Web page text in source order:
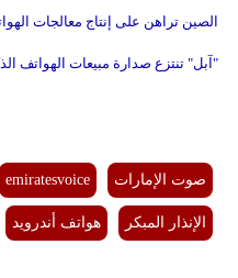
الصين تراهن على إنتاج معالجات
"آبل" تنتزع صدارة مبيعات الهواتف الذكية عام 2023
صوت الإمارات emiratesvoice
الإنذار المبكر هواتف أندرويد